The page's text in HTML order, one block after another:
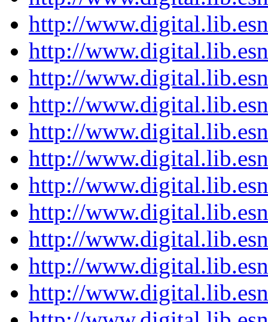
http://
http://
http://
http://
http://
http://
http://
http://
http://
http://
http://